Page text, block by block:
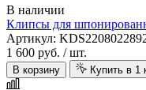
В наличии
Клипсы для
Артикул:
1 600 руб. / шт.
В корзину Купить в 1